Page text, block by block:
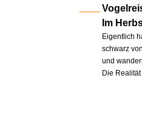
Im
Eigentlich
schwarz
und
Die